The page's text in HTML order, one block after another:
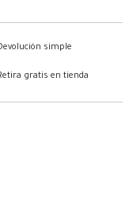
simple
gratis en tienda